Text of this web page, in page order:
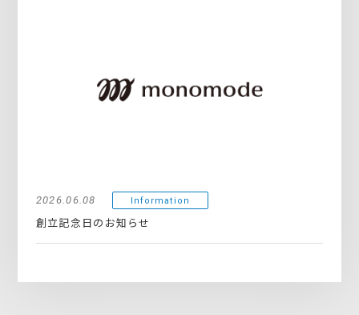
2026.06.08 Information
創立記念日のお知らせ